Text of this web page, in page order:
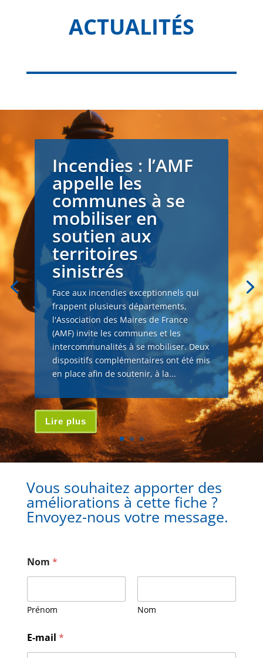
ACTUALITÉS
Incendies : l’AMF
appelle les
communes à se
mobiliser en
soutien aux
territoires
sinistrés
Face aux incendies exceptionnels qui
frappent plusieurs départements,
l'Association des Maires de France
(AMF) invite les communes et les
intercommunalités à se mobiliser. Deux
dispositifs complémentaires ont été mis
en place afin de soutenir, à la...
Lire plus
Vous souhaitez apporter des
améliorations à cette fiche ?
Envoyez-nous votre message.
Nom *
Prénom Nom
e
s
E-mail *